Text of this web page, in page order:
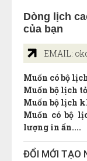
Dòng lịch
của bạn
EMAIL:
Muốn có bộ
Muốn bộ lịch
Muốn bộ lịch
Muốn có bộ
lượng in ấn....
ĐỔI MỚI TẠO